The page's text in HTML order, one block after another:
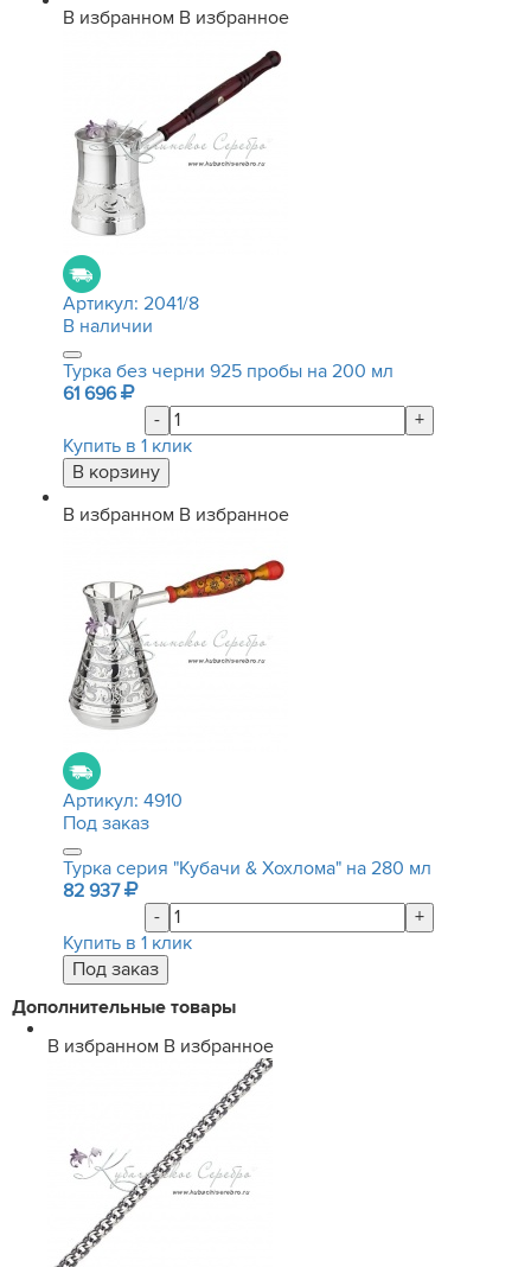
В избранном В избранное
Артикул: 2041/8
В наличии
Турка без черни 925 пробы на 200 мл
61 696
-
+
Купить в 1 клик
В избранном В избранное
Артикул: 4910
Под заказ
Турка серия "Кубачи & Хохлома" на 280 мл
82 937
-
+
Купить в 1 клик
Дополнительные товары
В избранном В избранное